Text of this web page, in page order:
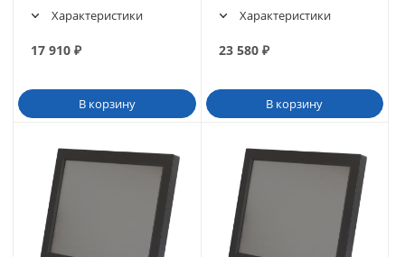
Характеристики
17 910 ₽
В корзину
Характеристики
23 580₽
В корзину